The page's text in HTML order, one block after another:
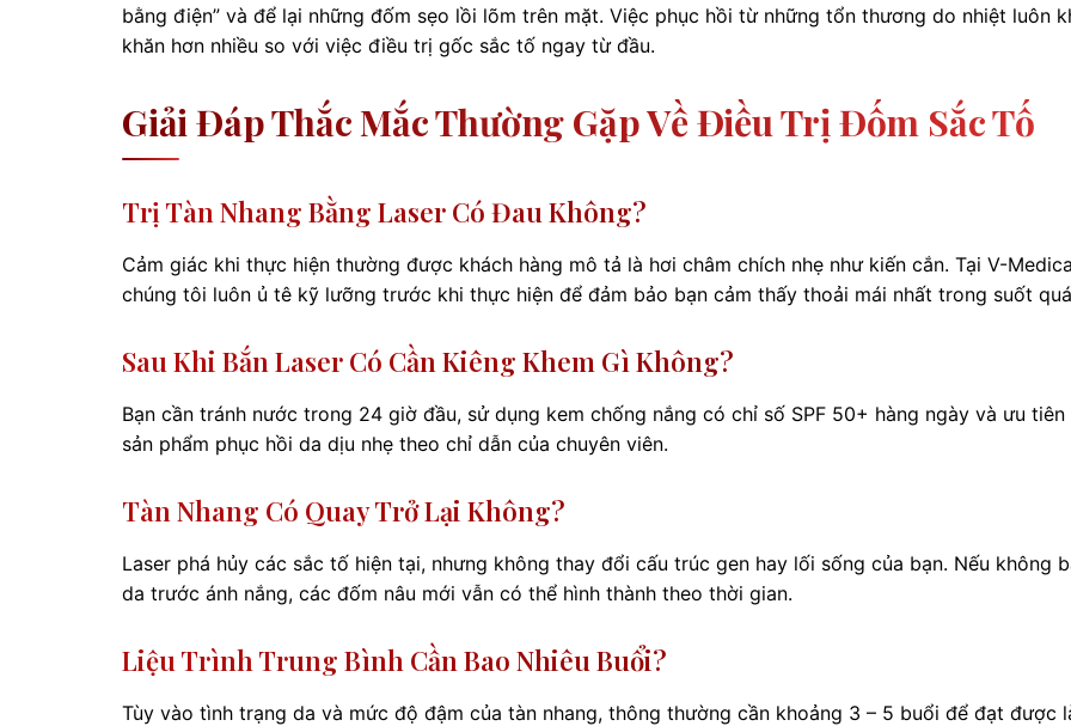
bằng điện” và để lại những đốm sẹo lồi lõm trên mặt. Việc phục hồi từ những tổn thương do nhiệt luôn
khăn hơn nhiều so với việc điều trị gốc sắc tố ngay từ đầu.
Giải Đáp Thắc Mắc Thường Gặp Về Điều Trị Đốm Sắc Tố
Trị Tàn Nhang Bằng Laser Có Đau Không?
Cảm giác khi thực hiện thường được khách hàng mô tả là hơi châm chích nhẹ như kiến cắn. Tại V-
chúng tôi luôn ủ tê kỹ lưỡng trước khi thực hiện để đảm bảo bạn cảm thấy thoải mái nhất trong suốt
Sau Khi Bắn Laser Có Cần Kiêng Khem Gì Không?
Bạn cần tránh nước trong 24 giờ đầu, sử dụng kem chống nắng có chỉ số SPF 50+ hàng ngày và ưu tiên
sản phẩm phục hồi da dịu nhẹ theo chỉ dẫn của chuyên viên.
Tàn Nhang Có Quay Trở Lại Không?
Laser phá hủy các sắc tố hiện tại, nhưng không thay đổi cấu trúc gen hay lối sống của bạn. Nếu không
da trước ánh nắng, các đốm nâu mới vẫn có thể hình thành theo thời gian.
Liệu Trình Trung Bình Cần Bao Nhiêu Buổi?
Tùy vào tình trạng da và mức độ đậm của tàn nhang, thông thường cần khoảng 3 – 5 buổi để đạt được